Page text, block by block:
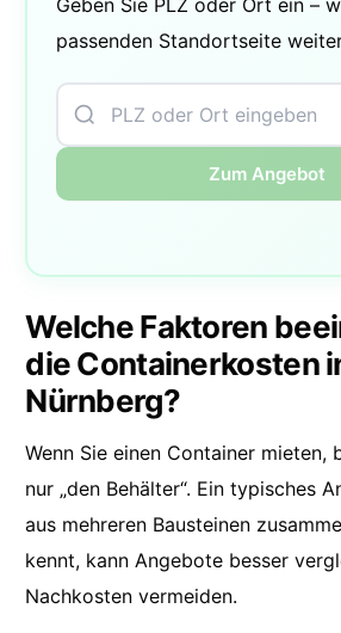
Geben Sie PLZ oder Ort ein –
passenden Standortseite
Zum Angebot
Welche Faktoren
die Containerkosten
Nürnberg?
Wenn Sie einen Container mieten,
nur „den Behälter“. Ein typisches
aus mehreren Bausteinen
kennt, kann Angebote besser
Nachkosten vermeiden.